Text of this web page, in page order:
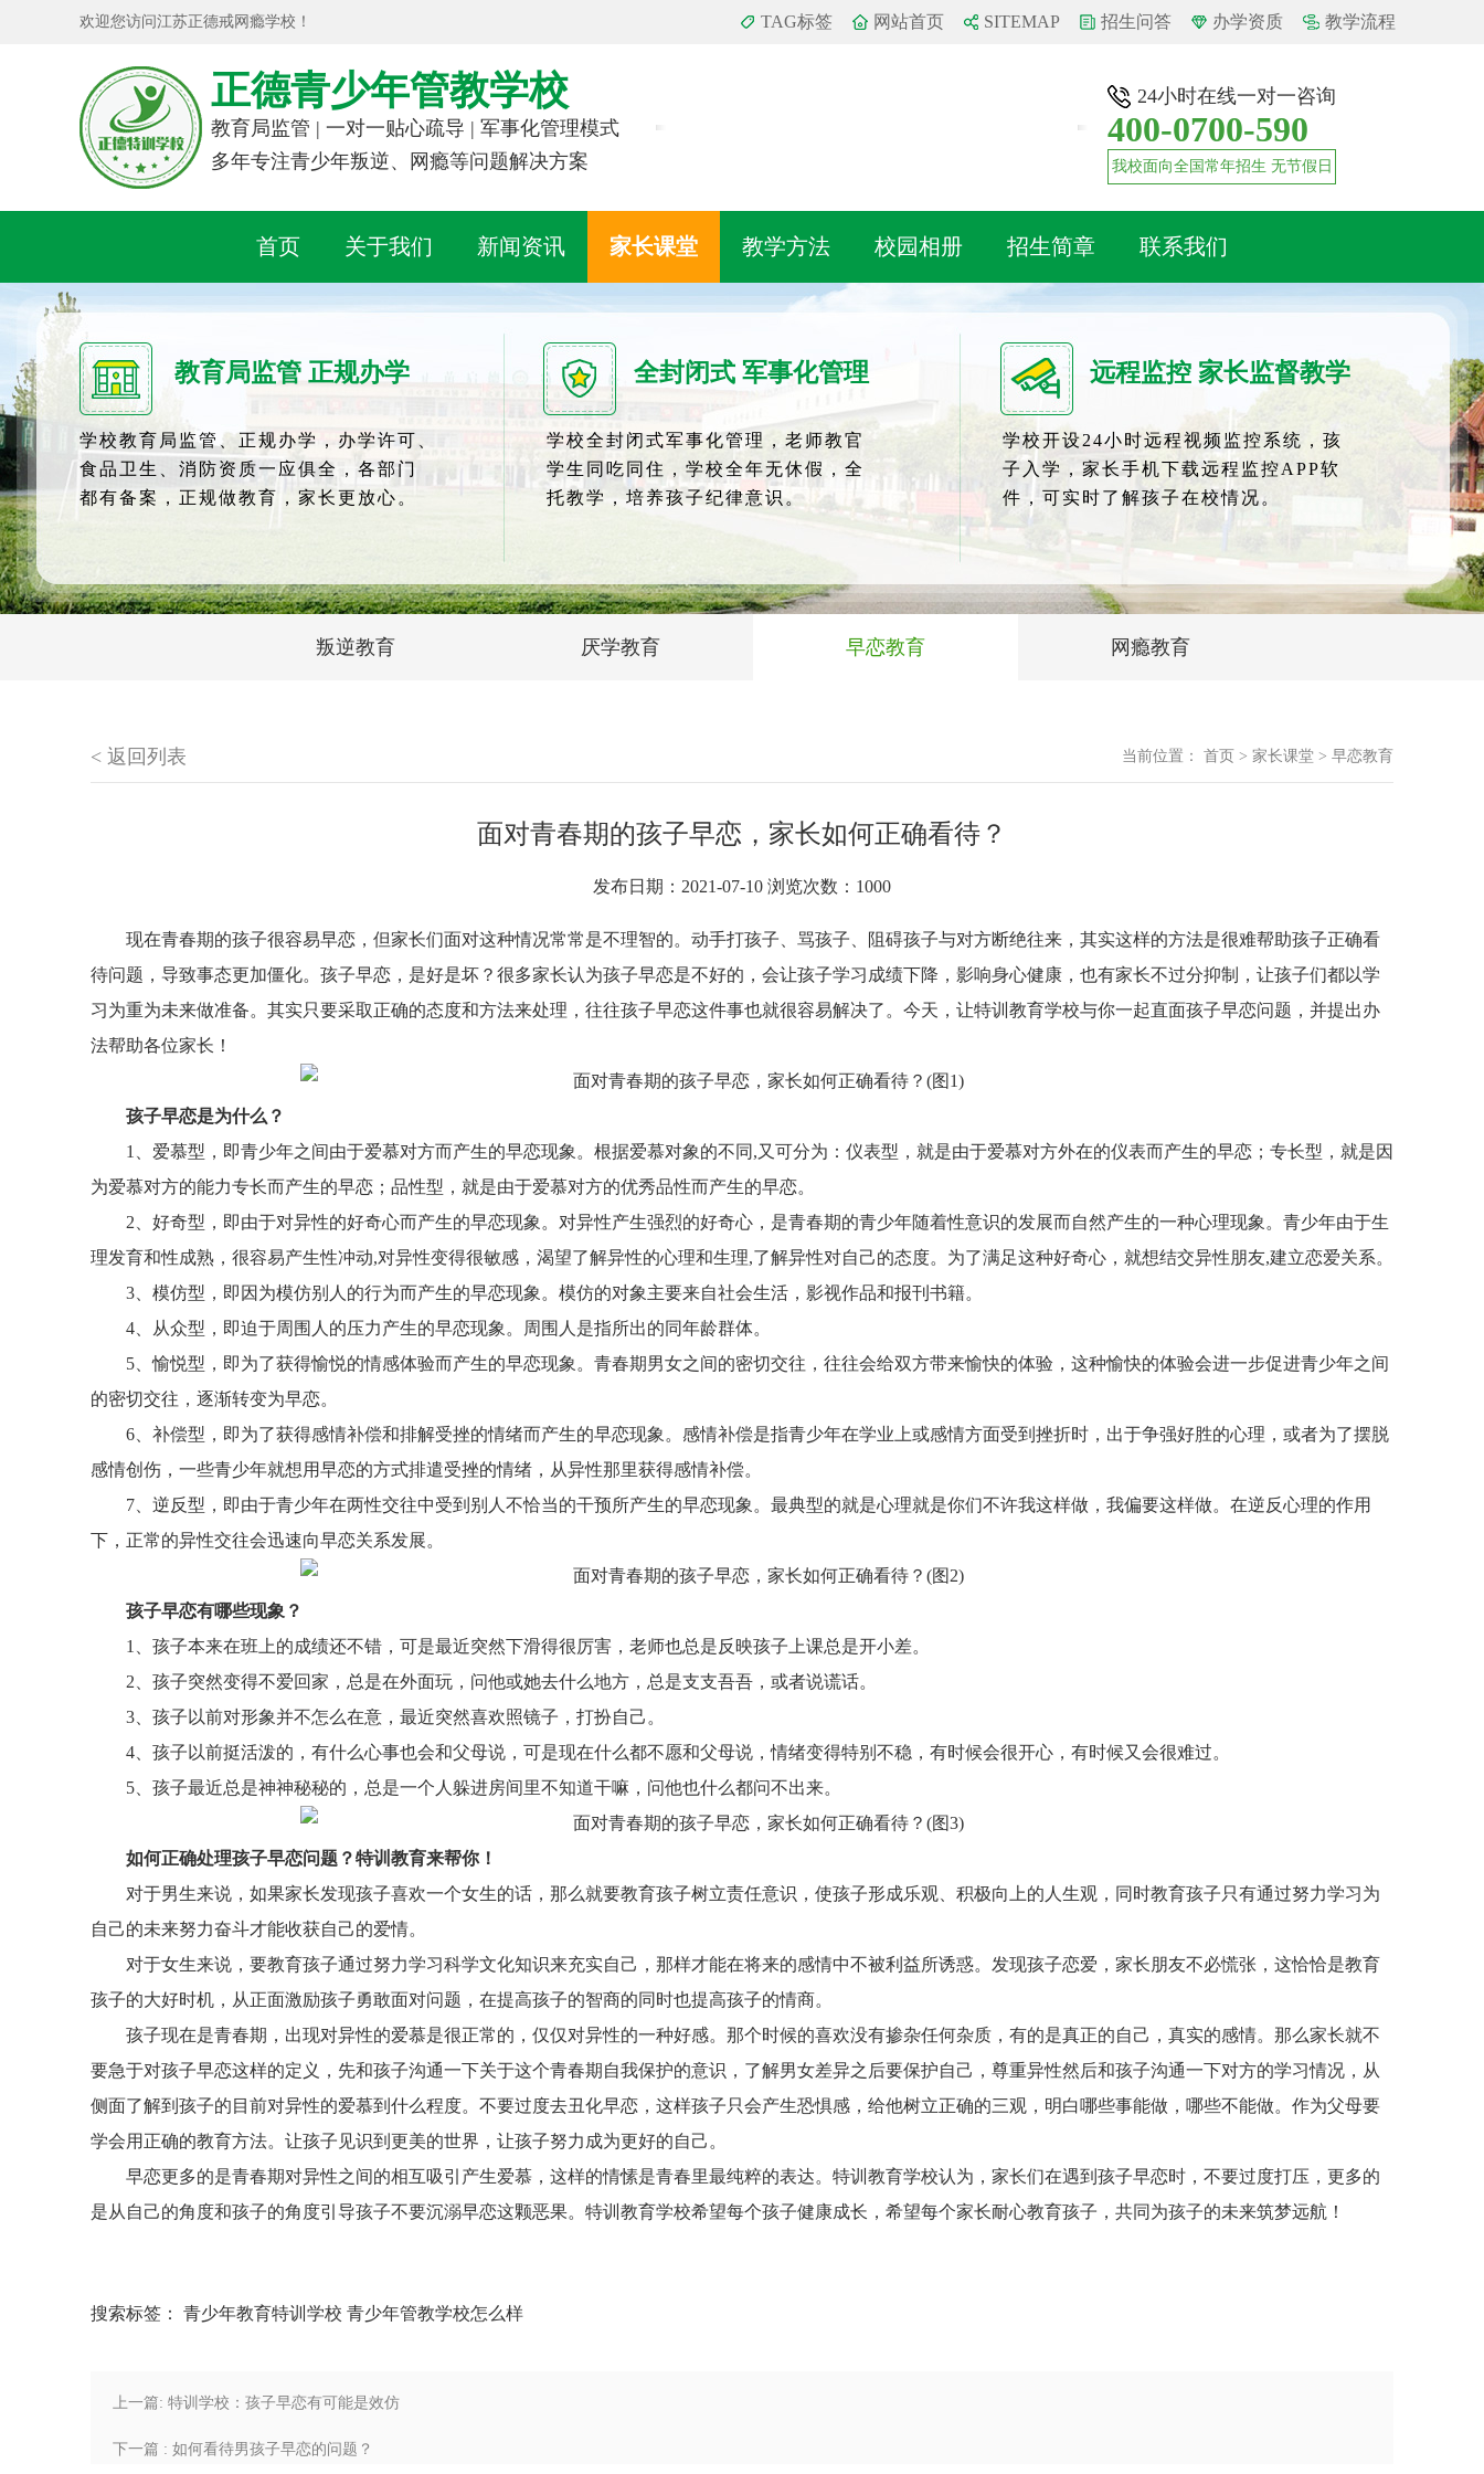
欢迎您访问江苏正德戒网瘾学校！ TAG标签 网站首页 SITEMAP 招生问答 办学资质 教学流程
正德青少年管教学校
教育局监管 | 一对一贴心疏导 | 军事化管理模式
多年专注青少年叛逆、网瘾等问题解决方案
24小时在线一对一咨询
400-0700-590
我校面向全国常年招生 无节假日
首页 关于我们 新闻资讯 家长课堂 教学方法 校园相册 招生简章 联系我们
教育局监管 正规办学
学校教育局监管、正规办学，办学许可、
食品卫生、消防资质一应俱全，各部门
都有备案，正规做教育，家长更放心。
全封闭式 军事化管理
学校全封闭式军事化管理，老师教官
学生同吃同住，学校全年无休假，全
托教学，培养孩子纪律意识。
远程监控 家长监督教学
学校开设24小时远程视频监控系统，孩
子入学，家长手机下载远程监控APP软
件，可实时了解孩子在校情况。
叛逆教育 厌学教育 早恋教育 网瘾教育
< 返回列表 当前位置： 首页 > 家长课堂 > 早恋教育
面对青春期的孩子早恋，家长如何正确看待？
发布日期：2021-07-10 浏览次数： 1000
现在青春期的孩子很容易早恋，但家长们面对这种情况常常是不理智的。动手打孩子、骂孩子、阻碍孩子与对方断绝往来，其实这样的方法是很难帮助孩子正确看
待问题，导致事态更加僵化。孩子早恋，是好是坏？很多家长认为孩子早恋是不好的，会让孩子学习成绩下降，影响身心健康，也有家长不过分抑制，让孩子们都以学
习为重为未来做准备。其实只要采取正确的态度和方法来处理，往往孩子早恋这件事也就很容易解决了。今天，让特训教育学校与你一起直面孩子早恋问题，并提出办
法帮助各位家长！
孩子早恋是为什么？
1、爱慕型，即青少年之间由于爱慕对方而产生的早恋现象。根据爱慕对象的不同,又可分为：仪表型，就是由于爱慕对方外在的仪表而产生的早恋；专长型，就是因
为爱慕对方的能力专长而产生的早恋；品性型，就是由于爱慕对方的优秀品性而产生的早恋。
2、好奇型，即由于对异性的好奇心而产生的早恋现象。对异性产生强烈的好奇心，是青春期的青少年随着性意识的发展而自然产生的一种心理现象。青少年由于生
理发育和性成熟，很容易产生性冲动,对异性变得很敏感，渴望了解异性的心理和生理,了解异性对自己的态度。为了满足这种好奇心，就想结交异性朋友,建立恋爱关系。
3、模仿型，即因为模仿别人的行为而产生的早恋现象。模仿的对象主要来自社会生活，影视作品和报刊书籍。
4、从众型，即迫于周围人的压力产生的早恋现象。周围人是指所出的同年龄群体。
5、愉悦型，即为了获得愉悦的情感体验而产生的早恋现象。青春期男女之间的密切交往，往往会给双方带来愉快的体验，这种愉快的体验会进一步促进青少年之间
的密切交往，逐渐转变为早恋。
6、补偿型，即为了获得感情补偿和排解受挫的情绪而产生的早恋现象。感情补偿是指青少年在学业上或感情方面受到挫折时，出于争强好胜的心理，或者为了摆脱
感情创伤，一些青少年就想用早恋的方式排遣受挫的情绪，从异性那里获得感情补偿。
7、逆反型，即由于青少年在两性交往中受到别人不恰当的干预所产生的早恋现象。最典型的就是心理就是你们不许我这样做，我偏要这样做。在逆反心理的作用
下，正常的异性交往会迅速向早恋关系发展。
孩子早恋有哪些现象？
1、孩子本来在班上的成绩还不错，可是最近突然下滑得很厉害，老师也总是反映孩子上课总是开小差。
2、孩子突然变得不爱回家，总是在外面玩，问他或她去什么地方，总是支支吾吾，或者说谎话。
3、孩子以前对形象并不怎么在意，最近突然喜欢照镜子，打扮自己。
4、孩子以前挺活泼的，有什么心事也会和父母说，可是现在什么都不愿和父母说，情绪变得特别不稳，有时候会很开心，有时候又会很难过。
5、孩子最近总是神神秘秘的，总是一个人躲进房间里不知道干嘛，问他也什么都问不出来。
如何正确处理孩子早恋问题？特训教育来帮你！
对于男生来说，如果家长发现孩子喜欢一个女生的话，那么就要教育孩子树立责任意识，使孩子形成乐观、积极向上的人生观，同时教育孩子只有通过努力学习为
自己的未来努力奋斗才能收获自己的爱情。
对于女生来说，要教育孩子通过努力学习科学文化知识来充实自己，那样才能在将来的感情中不被利益所诱惑。发现孩子恋爱，家长朋友不必慌张，这恰恰是教育
孩子的大好时机，从正面激励孩子勇敢面对问题，在提高孩子的智商的同时也提高孩子的情商。
孩子现在是青春期，出现对异性的爱慕是很正常的，仅仅对异性的一种好感。那个时候的喜欢没有掺杂任何杂质，有的是真正的自己，真实的感情。那么家长就不
要急于对孩子早恋这样的定义，先和孩子沟通一下关于这个青春期自我保护的意识，了解男女差异之后要保护自己，尊重异性然后和孩子沟通一下对方的学习情况，从
侧面了解到孩子的目前对异性的爱慕到什么程度。不要过度去丑化早恋，这样孩子只会产生恐惧感，给他树立正确的三观，明白哪些事能做，哪些不能做。作为父母要
学会用正确的教育方法。让孩子见识到更美的世界，让孩子努力成为更好的自己。
早恋更多的是青春期对异性之间的相互吸引产生爱慕，这样的情愫是青春里最纯粹的表达。特训教育学校认为，家长们在遇到孩子早恋时，不要过度打压，更多的
是从自己的角度和孩子的角度引导孩子不要沉溺早恋这颗恶果。特训教育学校希望每个孩子健康成长，希望每个家长耐心教育孩子，共同为孩子的未来筑梦远航！
搜索标签： 青少年教育特训学校 青少年管教学校怎么样
上一篇: 特训学校：孩子早恋有可能是效仿
下一篇 : 如何看待男孩子早恋的问题？